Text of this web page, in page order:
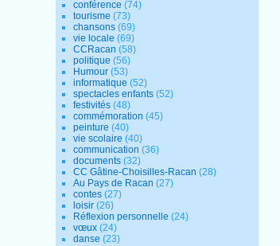
conférence (74)
tourisme (73)
chansons (69)
vie locale (69)
CCRacan (58)
politique (56)
Humour (53)
informatique (52)
spectacles enfants (52)
festivités (48)
commémoration (45)
peinture (40)
vie scolaire (40)
communication (36)
documents (32)
CC Gâtine-Choisilles-Racan (28)
Au Pays de Racan (27)
contes (27)
loisir (26)
Réflexion personnelle (24)
vœux (24)
danse (23)